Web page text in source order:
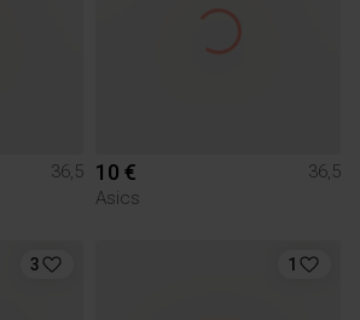
36,5
10 €
36,5
Asics
3 1